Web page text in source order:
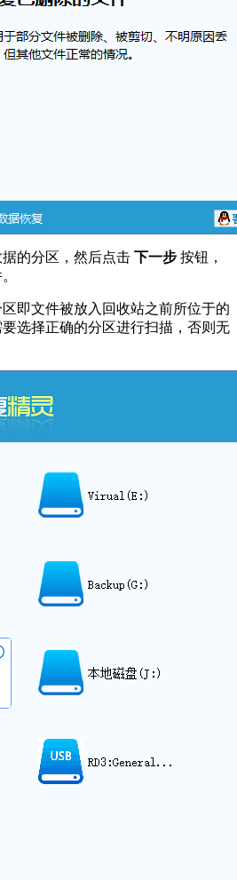
据的分区，然后点击 下一步 按钮，
即文件被放入回收站之前所位于的
选择正确的分区进行扫描，否则无